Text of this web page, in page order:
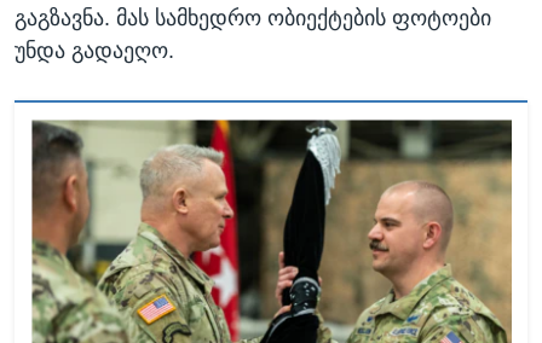
გაგზავნა. მას სამხედრო ობიექტების ფოტოები
უნდა გადაეღო.